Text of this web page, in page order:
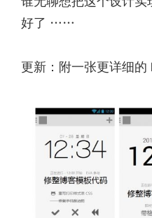
好了 ……
更新：附一张更详细的